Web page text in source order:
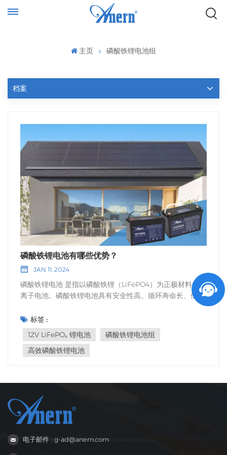
主页 磷酸铁锂电池组
档案
磷酸铁锂电池有哪些优势？
JAN 11, 2024
磷酸铁锂电池 是指以磷酸铁锂（LiFePO4）为正极材料的锂
离子电池。磷酸铁锂电池具有安全性高、循环寿命长、倍率
放电性能好、耐高温等优点，被认为是新一代锂电池。亚能
锂电池可为客户提供结构一体化的电池定制解决方案，以满
足客户的个性化电力需求。 磷酸铁锂电池的特性安全性能
好，刺破时不会爆炸，过充时不会燃烧或爆炸；循环寿命
好，磷酸铁锂电池的循环寿命可达3000次以上；高温性能
并大大缩短充电时间。 应用领域电力储能、特殊设备、机器
人、AGV、轨道交通、医疗设备、应急备用电源、电力通信
等。 磷酸铁锂电池的优势1. 良好的安全性能安全性源于正极
材料的稳定性以及可靠的安全设计。磷酸铁锂电池组经过严
命长12V磷酸铁锂电池可充放电3000次以上。 3. 良好的高
标签 :
12V LiFePO₄ 锂电池
磷酸铁锂电池组
高效磷酸铁锂电池
电子邮件 : g-ad@anern.com